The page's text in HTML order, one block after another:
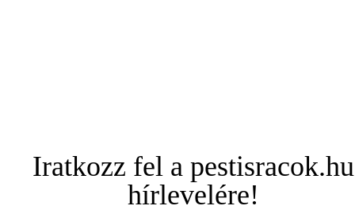
Iratkozz fel a pestisracok.hu
hírlevelére!